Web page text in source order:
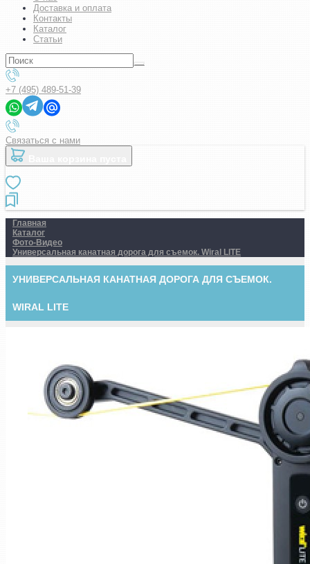
Доставка и оплата
Контакты
Каталог
Статьи
+7 (495) 489-51-39
Связаться с нами
Главная
Каталог
Фото-Видео
Универсальная канатная дорога для съемок. Wiral LITE
УНИВЕРСАЛЬНАЯ КАНАТНАЯ ДОРОГА ДЛЯ СЪЕМОК.
WIRAL LITE